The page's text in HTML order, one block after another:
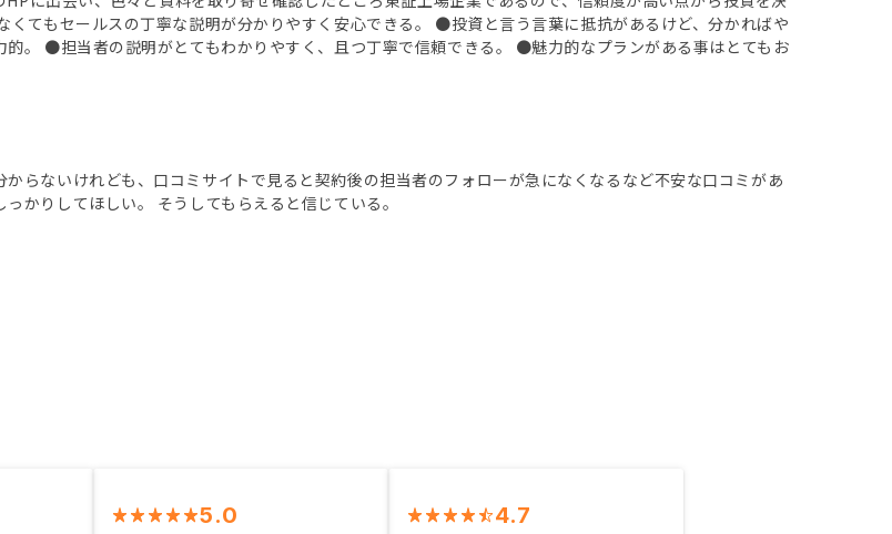
てもセールスの丁寧な説明が分かりやすく安心できる。 ●投資と言う言葉に抵抗があるけど、分かればや
的。 ●担当者の説明がとてもわかりやすく、且つ丁寧で信頼できる。 ●魅力的なプランがある事はとてもお
からないけれども、口コミサイトで見ると契約後の担当者のフォローが急になくなるなど不安な口コミがあ
かりしてほしい。 そうしてもらえると信じている。
5.0 4.7